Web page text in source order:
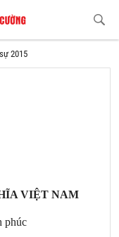
2015
VIỆT NAM
phúc